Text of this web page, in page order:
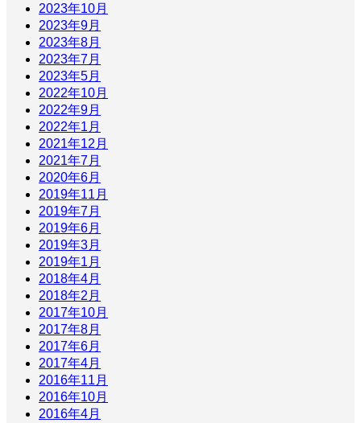
2023年10月
2023年9月
2023年8月
2023年7月
2023年5月
2022年10月
2022年9月
2022年1月
2021年12月
2021年7月
2020年6月
2019年11月
2019年7月
2019年6月
2019年3月
2019年1月
2018年4月
2018年2月
2017年10月
2017年8月
2017年6月
2017年4月
2016年11月
2016年10月
2016年4月